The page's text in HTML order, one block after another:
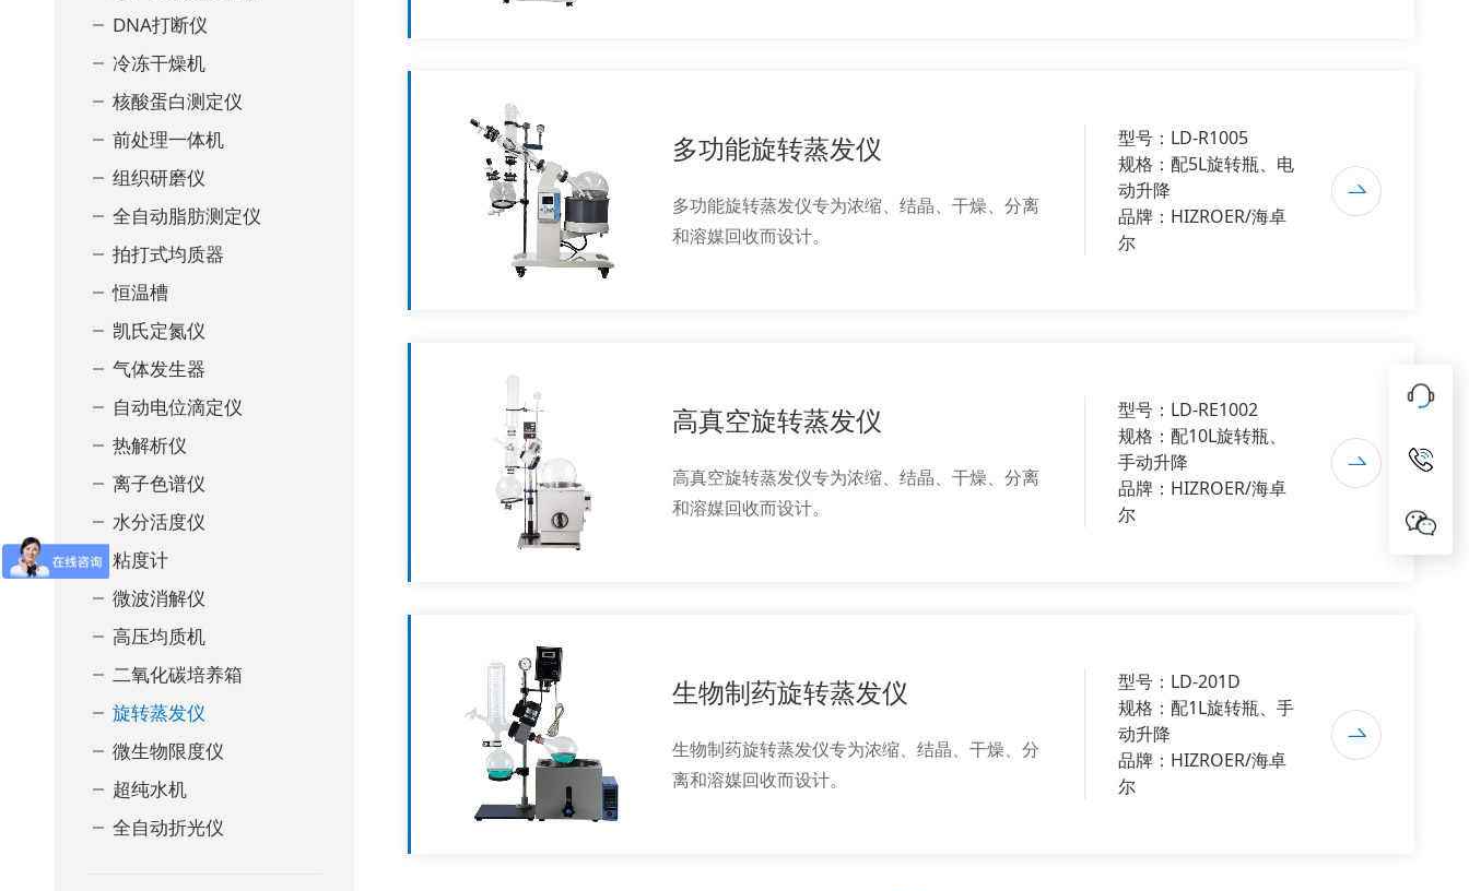
DNA打断仪
冷冻干燥机
核酸蛋白测定仪
前处理一体机
组织研磨仪
全自动脂肪测定仪
拍打式均质器
恒温槽
凯氏定氮仪
气体发生器
自动电位滴定仪
热解析仪
离子色谱仪
水分活度仪
粘度计
微波消解仪
高压均质机
二氧化碳培养箱
旋转蒸发仪
微生物限度仪
超纯水机
全自动折光仪
多功能旋转蒸发仪
多功能旋转蒸发仪专为浓缩、结晶、干燥、分离
和溶媒回收而设计。
型号：LD-R1005
规格：配5L旋转瓶、电
动升降
品牌：HIZROER/海卓
尔
高真空旋转蒸发仪
高真空旋转蒸发仪专为浓缩、结晶、干燥、分离
和溶媒回收而设计。
型号：LD-RE1002
规格：配10L旋转瓶、
手动升降
品牌：HIZROER/海卓
尔
生物制药旋转蒸发仪
生物制药旋转蒸发仪专为浓缩、结晶、干燥、分
离和溶媒回收而设计。
型号：LD-201D
规格：配1L旋转瓶、手
动升降
品牌：HIZROER/海卓
尔